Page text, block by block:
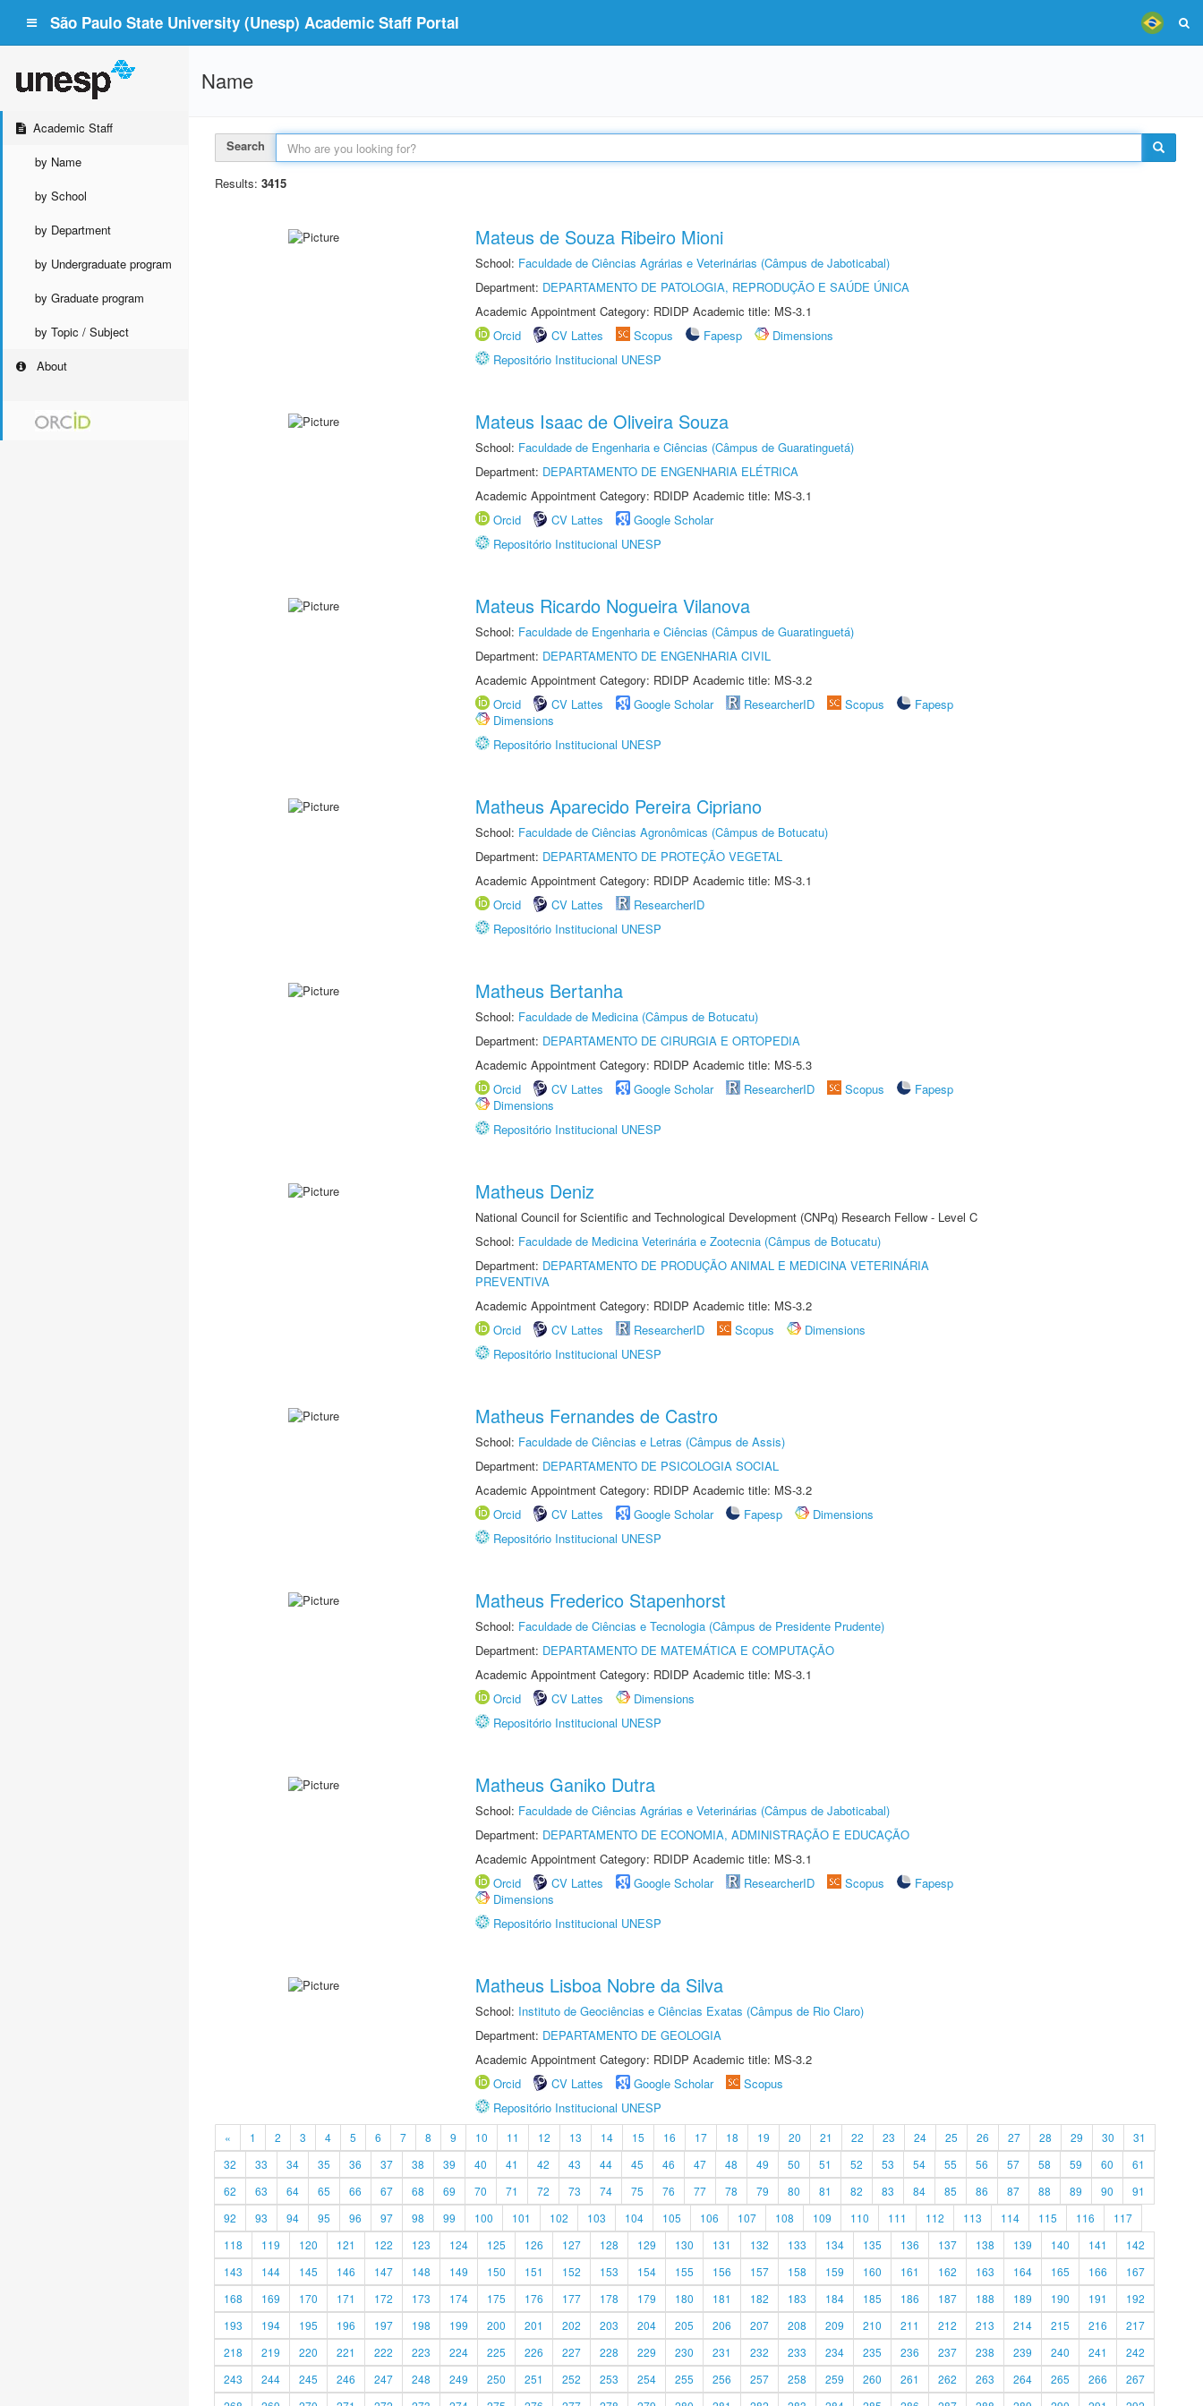
São Paulo State University (Unesp) Academic Staff Portal
Academic Staff
by Name
by School
by Department
by Undergraduate program
by Graduate program
by Topic / Subject
About
Name
Search
Results: 3415
Mateus de Souza Ribeiro Mioni
School: Faculdade de Ciências Agrárias e Veterinárias (Câmpus de Jaboticabal)
Department: DEPARTAMENTO DE PATOLOGIA, REPRODUÇÃO E SAÚDE ÚNICA
Academic Appointment Category: RDIDP Academic title: MS-3.1
Orcid
CV Lattes Scopus Fapesp
Dimensions
Repositório Institucional UNESP
Mateus Isaac de Oliveira Souza
School: Faculdade de Engenharia e Ciências (Câmpus de Guaratinguetá)
Department: DEPARTAMENTO DE ENGENHARIA ELÉTRICA
Academic Appointment Category: RDIDP Academic title: MS-3.1
Orcid
CV Lattes
Google Scholar
Repositório Institucional UNESP
Mateus Ricardo Nogueira Vilanova
School: Faculdade de Engenharia e Ciências (Câmpus de Guaratinguetá)
Department: DEPARTAMENTO DE ENGENHARIA CIVIL
Academic Appointment Category: RDIDP Academic title: MS-3.2
Orcid
CV Lattes Google Scholar ResearcherID Scopus
Fapesp
Dimensions
Repositório Institucional UNESP
Matheus Aparecido Pereira Cipriano
School: Faculdade de Ciências Agronômicas (Câmpus de Botucatu)
Department: DEPARTAMENTO DE PROTEÇÃO VEGETAL
Academic Appointment Category: RDIDP Academic title: MS-3.1
Orcid
CV Lattes
ResearcherID
Repositório Institucional UNESP
Matheus Bertanha
School: Faculdade de Medicina (Câmpus de Botucatu)
Department: DEPARTAMENTO DE CIRURGIA E ORTOPEDIA
Academic Appointment Category: RDIDP Academic title: MS-5.3
Orcid
CV Lattes Google Scholar ResearcherID Scopus
Fapesp
Dimensions
Repositório Institucional UNESP
Matheus Deniz
National Council for Scientific and Technological Development (CNPq) Research Fellow - Level C
School: Faculdade de Medicina Veterinária e Zootecnia (Câmpus de Botucatu)
Department: DEPARTAMENTO DE PRODUÇÃO ANIMAL E MEDICINA VETERINÁRIA
PREVENTIVA
Academic Appointment Category: RDIDP Academic title: MS-3.2
Orcid
CV Lattes ResearcherID Scopus
Dimensions
Repositório Institucional UNESP
Matheus Fernandes de Castro
School: Faculdade de Ciências e Letras (Câmpus de Assis)
Department: DEPARTAMENTO DE PSICOLOGIA SOCIAL
Academic Appointment Category: RDIDP Academic title: MS-3.2
Orcid
CV Lattes Google Scholar Fapesp
Dimensions
Repositório Institucional UNESP
Matheus Frederico Stapenhorst
School: Faculdade de Ciências e Tecnologia (Câmpus de Presidente Prudente)
Department: DEPARTAMENTO DE MATEMÁTICA E COMPUTAÇÃO
Academic Appointment Category: RDIDP Academic title: MS-3.1
Orcid
CV Lattes
Dimensions
Repositório Institucional UNESP
Matheus Ganiko Dutra
School: Faculdade de Ciências Agrárias e Veterinárias (Câmpus de Jaboticabal)
Department: DEPARTAMENTO DE ECONOMIA, ADMINISTRAÇÃO E EDUCAÇÃO
Academic Appointment Category: RDIDP Academic title: MS-3.1
Orcid
CV Lattes Google Scholar ResearcherID Scopus
Fapesp
Dimensions
Repositório Institucional UNESP
Matheus Lisboa Nobre da Silva
School: Instituto de Geociências e Ciências Exatas (Câmpus de Rio Claro)
Department: DEPARTAMENTO DE GEOLOGIA
Academic Appointment Category: RDIDP Academic title: MS-3.2
Orcid
CV Lattes Google Scholar
Scopus
Repositório Institucional UNESP
« 1 2 3 4 5 6 7 8 9 10 11 12 13 14 15 16 17 18 19 20 21 22 23 24 25 26 27 28 29 30
31
32
33 34 35 36 37 38 39 40 41 42 43 44 45 46 47 48 49 50 51 52 53 54 55 56 57 58 59 60
61
62
63 64 65 66 67 68 69 70 71 72 73 74 75 76 77 78 79 80 81 82 83 84 85 86 87 88 89 90
91
92
93 94 95 96 97 98 99 100 101 102 103 104 105 106 107 108 109 110 111 112 113 114 115 116
117
118
119 120 121 122 123 124 125 126 127 128 129 130 131 132 133 134 135 136 137 138 139 140 141
142
143
144 145 146 147 148 149 150 151 152 153 154 155 156 157 158 159 160 161 162 163 164 165 166
167
168
169 170 171 172 173 174 175 176 177 178 179 180 181 182 183 184 185 186 187 188 189 190 191
192
193
194 195 196 197 198 199 200 201 202 203 204 205 206 207 208 209 210 211 212 213 214 215 216
217
218
219 220 221 222 223 224 225 226 227 228 229 230 231 232 233 234 235 236 237 238 239 240 241
242
243
244 245 246 247 248 249 250 251 252 253 254 255 256 257 258 259 260 261 262 263 264 265 266
267